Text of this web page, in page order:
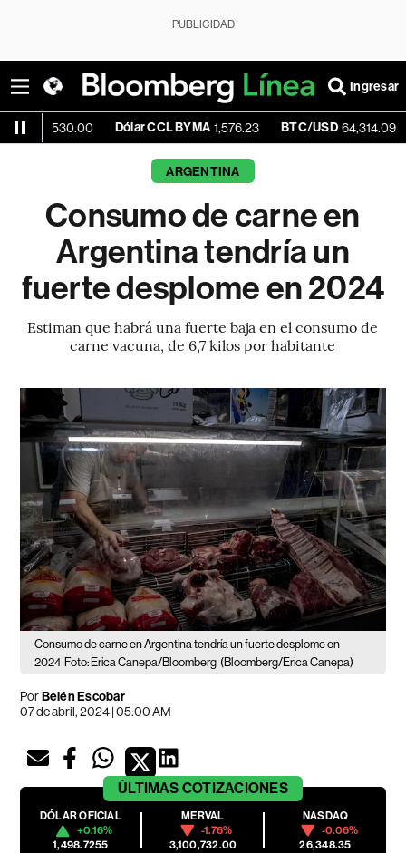
PUBLICIDAD
Ingresar
Dólar CCL BYMA 1,576.23 BTC/USD 64,314.09 -
ARGENTINA
Consumo de carne en
Argentina tendría un
fuerte desplome en 2024
Estiman que habrá una fuerte baja en el consumo de
carne vacuna, de 6,7 kilos por habitante
Consumo de carne en Argentina tendría un fuerte desplome en
2024 Foto: Erica Canepa/Bloomberg (Bloomberg/Erica Canepa)
PorBelén Escobar
07 de abril, 2024 | 05:00 AM
ÚLTIMAS COTIZACIONES
DÓLAR OFICIAL
+0.16%
1,498.7255
MERVAL
-1.76%
3,100,732.00
NASDAQ
-0.06%
26,348.35